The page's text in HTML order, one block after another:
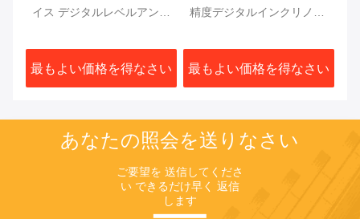
イス デジタルレベルアング
ト 10Hz シングルアクシス
プロトラクター
最もよい価格を得なさい
精度デジタルインクリノメ
級
最もよい価格を得なさい
あなたの照会を送りなさい
ご要望を 送信してくださ
い できるだけ早く 返信
します